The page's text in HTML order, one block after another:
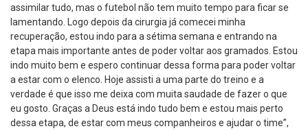
assimilar tudo, mas o futebol não tem muito tempo para ficar se
lamentando. Logo depois da cirurgia já comecei minha
recuperação, estou indo para a sétima semana e entrando na
etapa mais importante antes de poder voltar aos gramados. Estou
indo muito bem e espero continuar dessa forma para poder voltar
a estar com o elenco. Hoje assisti a uma parte do treino e a
verdade é que isso me deixa com muita saudade de fazer o que
eu gosto. Graças a Deus está indo tudo bem e estou mais perto
dessa etapa, de estar com meus companheiros e ajudar o time”,